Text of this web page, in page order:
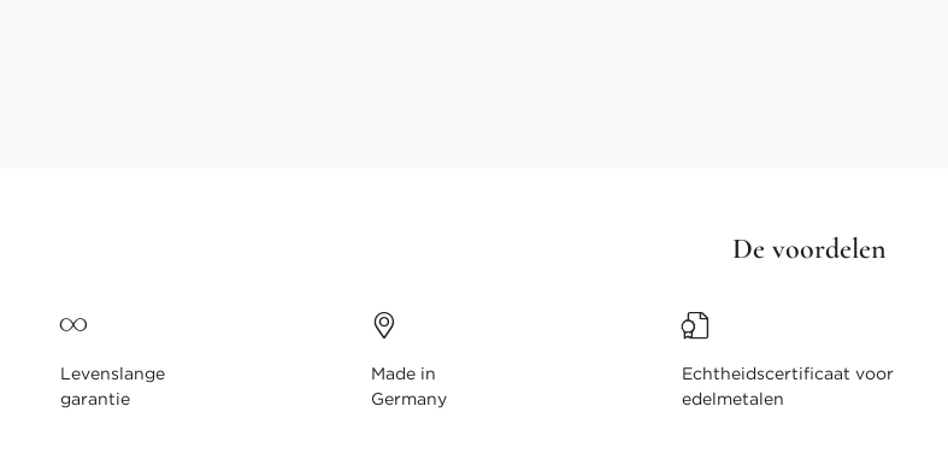
De voordelen
Levenslange
garantie
Made in
Germany
Echtheidscertificaat voor
edelmetalen